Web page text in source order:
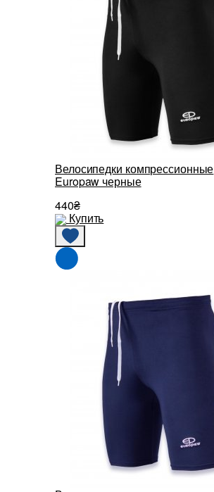
Велосипедки компрессионные
Europaw черные
440₴
Купить